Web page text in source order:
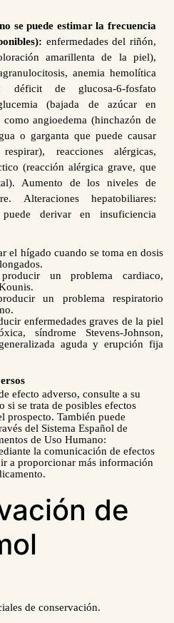
se puede estimar la frecuencia
enfermedades del riñón,
amarillenta de la piel),
anemia hemolítica
de glucosa-6-fosfato
(bajada de azúcar en
angioedema (hinchazón de
o garganta que puede causar
reacciones alérgicas,
(reacción alérgica grave, que
Aumento de los niveles de
Alteraciones hepatobiliares:
derivar en insuficiencia
el hígado cuando se toma en dosis
un problema cardiaco,
un problema respiratorio
enfermedades graves de la piel
síndrome Stevens-Johnson,
aguda y erupción fija
efecto adverso, consulte a su
si se trata de posibles efectos
prospecto. También puede
del Sistema Español de
de Uso Humano:
la comunicación de efectos
a proporcionar más información
de
de conservación.